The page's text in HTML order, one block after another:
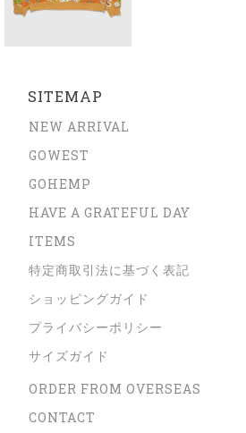
SITEMAP
NEW ARRIVAL
GOWEST
GOHEMP
HAVE A GRATEFUL DAY
ITEMS
特定商取引法に基づく表記
ショッピングガイド
プライバシーポリシー
サイズガイド
ORDER FROM OVERSEAS
CONTACT